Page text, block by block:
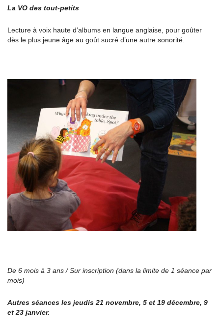
La VO des tout-petits
Lecture à voix haute d’albums en langue anglaise, pour goûter
dès le plus jeune âge au goût sucré d’une autre sonorité.
De 6 mois à 3 ans / Sur inscription (dans la limite de 1 séance par
mois)
Autres séances les jeudis 21 novembre, 5 et 19 décembre, 9
et 23 janvier.